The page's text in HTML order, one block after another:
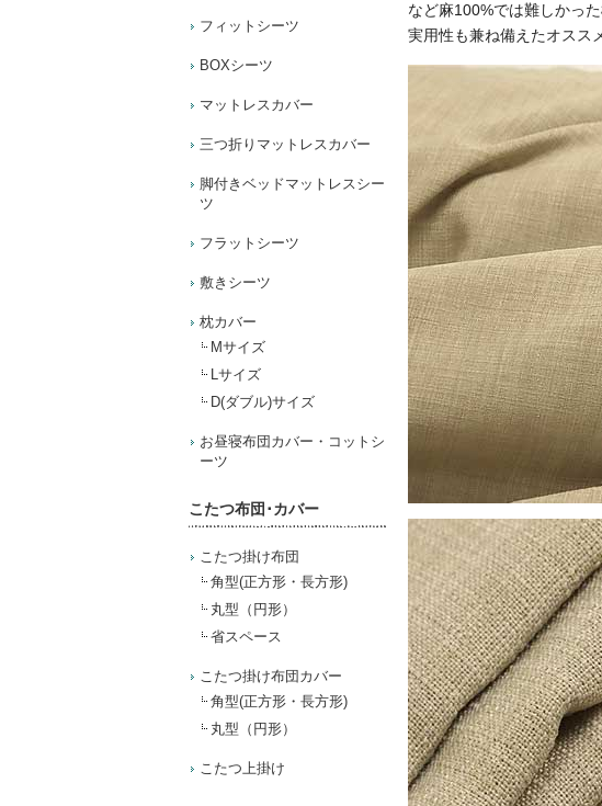
フィットシーツ
BOXシーツ
マットレスカバー
三つ折りマットレスカバー
脚付きベッドマットレスシー
ツ
フラットシーツ
敷きシーツ
枕カバー
Mサイズ
Lサイズ
D(ダブル)サイズ
お昼寝布団カバー・コットシ
ーツ
こたつ布団･カバー
こたつ掛け布団
角型(正方形・長方形)
丸型（円形）
省スペース
こたつ掛け布団カバー
角型(正方形・長方形)
丸型（円形）
こたつ上掛け
など麻100%では難しかっ
実用性も兼ね備えたオスス